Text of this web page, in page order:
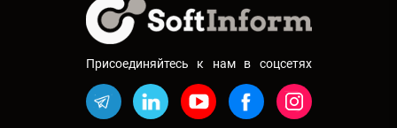
Присоединяйтесь к нам в соцсетях